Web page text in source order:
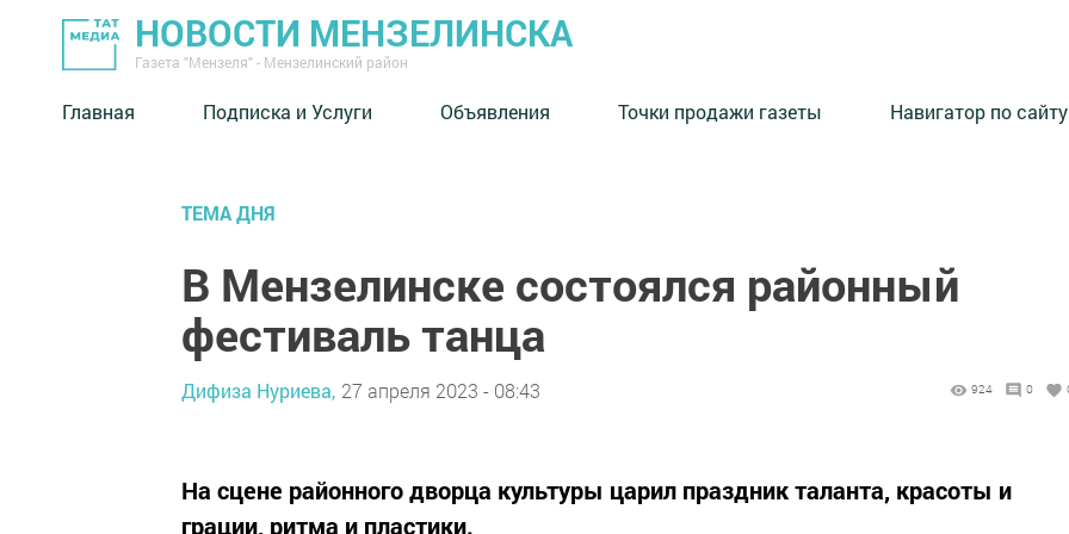
НОВОСТИ МЕНЗЕЛИНСКА
Газета "Мензеля" - Мензелинский район
Главная Подписка и Услуги Объявления Точки продажи газеты Навигатор по сайту
ТЕМА ДНЯ
В Мензелинске состоялся районный
фестиваль танца
Дифиза Нуриева, 27 апреля 2023 - 08:43 924 0
На сцене районного дворца культуры царил праздник таланта, красоты и
грации, ритма и пластики.